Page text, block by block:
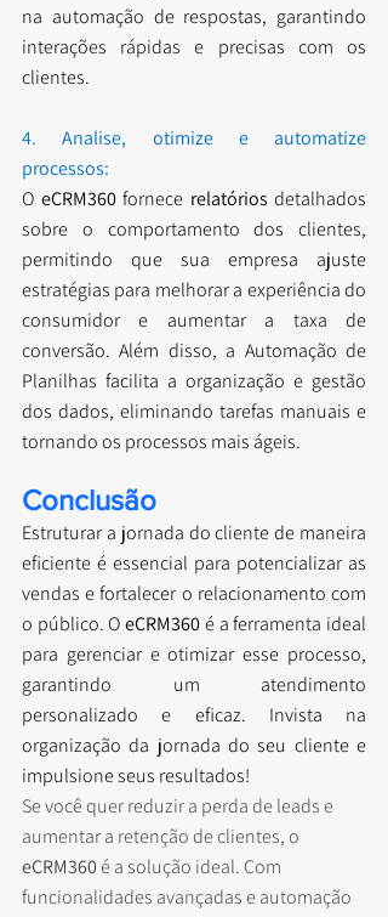
na automação de respostas, garantindo
interações rápidas e precisas com os
clientes.
4. Analise, otimize e automatize
processos:
O eCRM360 fornece relatórios detalhados
sobre o comportamento dos clientes,
permitindo que sua empresa ajuste
estratégias para melhorar a experiência do
consumidor e aumentar a taxa de
conversão. Além disso, a Automação de
Planilhas facilita a organização e gestão
dos dados, eliminando tarefas manuais e
tornando os processos mais ágeis.
Conclusão
Estruturar a jornada do cliente de maneira
eficiente é essencial para potencializar as
vendas e fortalecer o relacionamento com
o público. O eCRM360 é a ferramenta ideal
para gerenciar e otimizar esse processo,
garantindo um atendimento
personalizado e eficaz. Invista na
organização da jornada do seu cliente e
impulsione seus resultados!
Se você quer reduzir a perda de leads e
aumentar a retenção de clientes, o
eCRM360 é a solução ideal. Com
funcionalidades avançadas e automação